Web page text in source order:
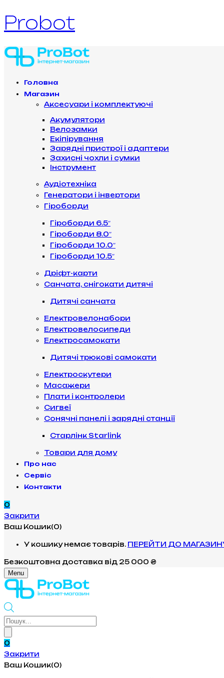
Probot
Головна
Магазин
Аксесуари і комплектуючі
Акумулятори
Велозамки
Екіпірування
Зарядні пристрої і адаптери
Захисні чохли і сумки
Інструмент
Аудіотехніка
Генератори і інвертори
Гіроборди
Гіроборди 6.5″
Гіроборди 8.0″
Гіроборди 10.0″
Гіроборди 10.5″
Дріфт-карти
Санчата, снігокати дитячі
Дитячі санчата
Електровелонабори
Електровелосипеди
Електросамокати
Дитячі трюкові самокати
Електроскутери
Масажери
Плати і контролери
Сигвеї
Сонячні панелі і зарядні станції
Старлінк Starlink
Товари для дому
Про нас
Сервіс
Контакти
0
Закрити
Ваш Кошик(0)
У кошику немає товарів. ПЕРЕЙТИ ДО
Безкоштовна доставка від 25 000 ₴
Menu
Products
0
Закрити
Ваш Кошик(0)